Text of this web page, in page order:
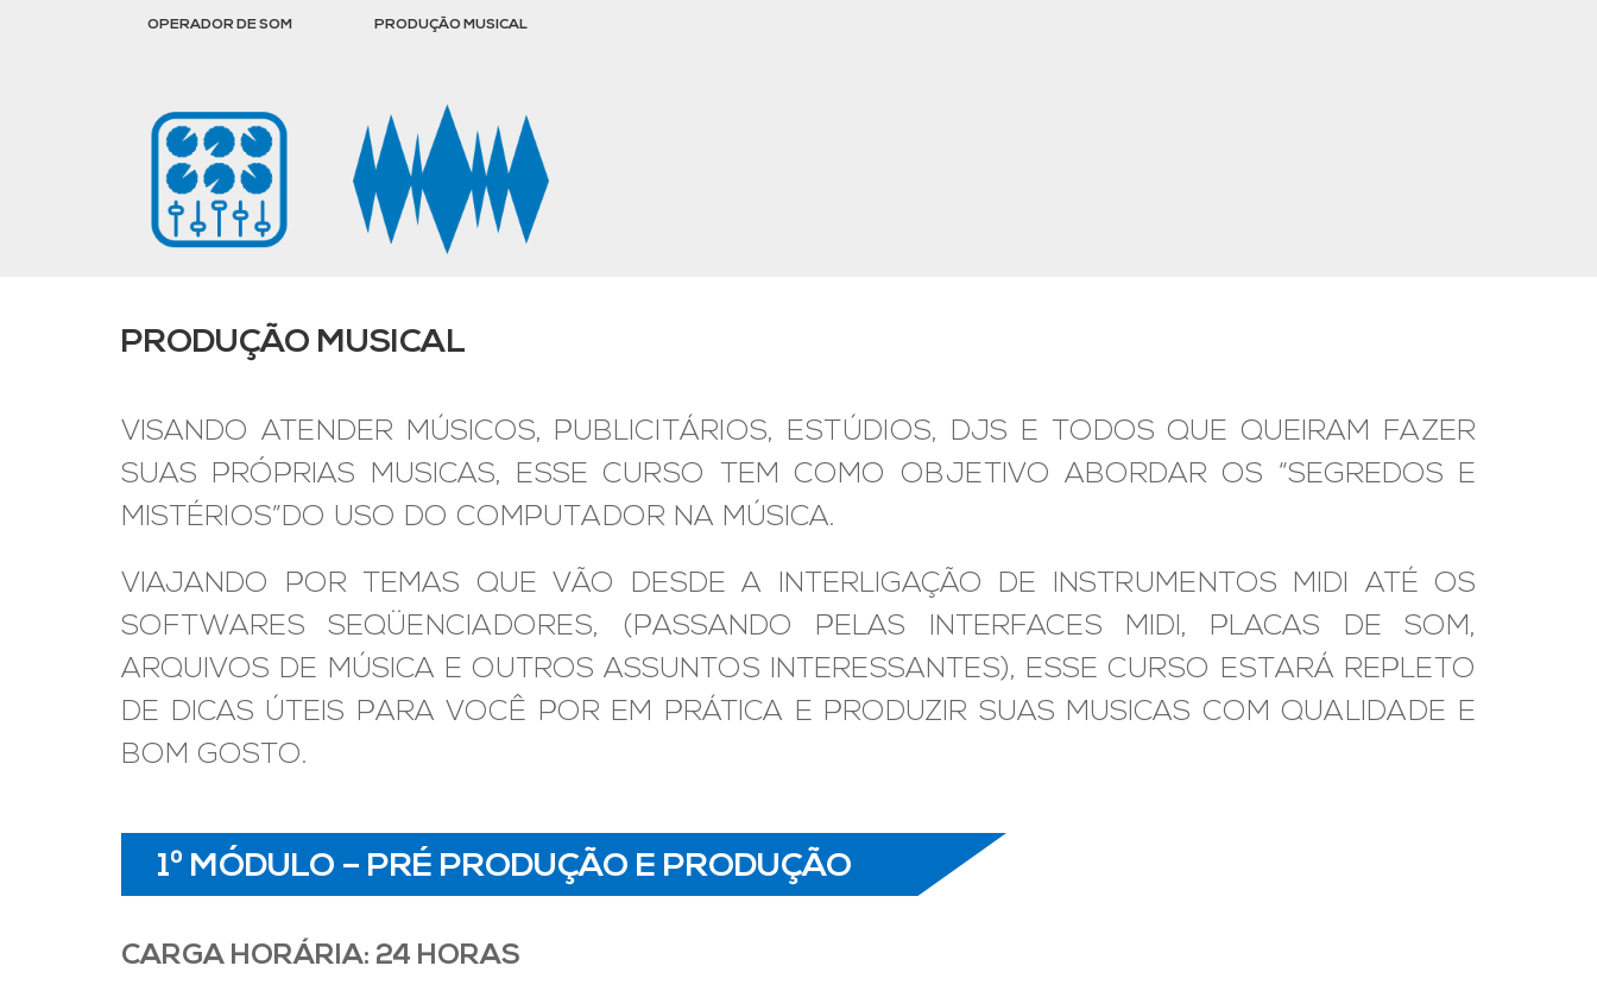
OPERADOR DE SOM PRODUÇÃO MUSICAL
PRODUÇÃO MUSICAL
VISANDO ATENDER MÚSICOS, PUBLICITÁRIOS, ESTÚDIOS, DJS E TODOS QUE QUEIRAM FAZER
SUAS PRÓPRIAS MUSICAS, ESSE CURSO TEM COMO OBJETIVO ABORDAR OS “SEGREDOS E
MISTÉRIOS”DO USO DO COMPUTADOR NA MÚSICA.
VIAJANDO POR TEMAS QUE VÃO DESDE A INTERLIGAÇÃO DE INSTRUMENTOS MIDI ATÉ OS
SOFTWARES SEQÜENCIADORES, (PASSANDO PELAS INTERFACES MIDI, PLACAS DE SOM,
ARQUIVOS DE MÚSICA E OUTROS ASSUNTOS INTERESSANTES), ESSE CURSO ESTARÁ REPLETO
DE DICAS ÚTEIS PARA VOCÊ POR EM PRÁTICA E PRODUZIR SUAS MUSICAS COM QUALIDADE E
BOM GOSTO.
1º MÓDULO – PRÉ PRODUÇÃO E PRODUÇÃO
CARGA HORÁRIA: 24 HORAS